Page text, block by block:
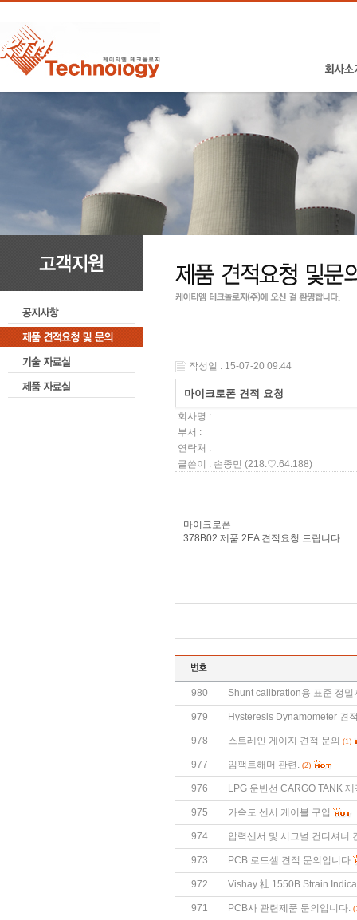
작성일 : 15-07-20 09:44
마이크로폰 견적 요청
회사명 :
부서 :
연락처 :
글쓴이 : 손종민 (218.♡.64.188)
마이크로폰
378B02 제품 2EA 견적요청 드립니다.
980 Shunt calibration용 표준 정
979 Hysteresis Dynamometer 견
978 스트레인 게이지 견적 문의 (1)
977 임팩트해머 관련. (2)
976 LPG 운반선 CARGO TANK
975 가속도 센서 케이블 구입
974 압력센서 및 시그널 컨디셔너
973 PCB 로드셀 견적 문의입니다
972 Vishay 社 1550B Strain
971 PCB사 관련제품 문의입니다.